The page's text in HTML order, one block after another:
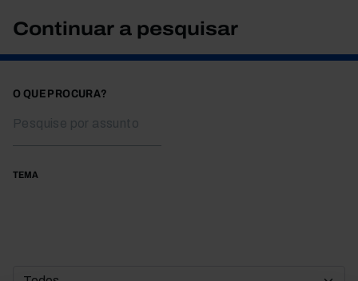
Continuar a pesquisar
O QUE PROCURA?
TEMA